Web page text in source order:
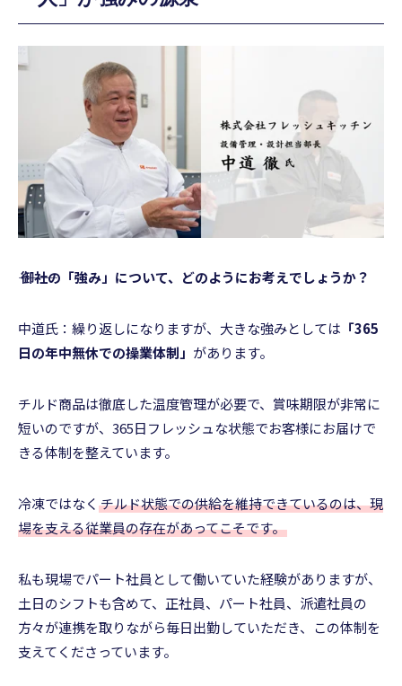
――― 御社の「強み」について、どのようにお考えでしょうか？
中道氏：繰り返しになりますが、大きな強みとしては 「365
日の年中無休での操業体制」 があります。
チルド商品は徹底した温度管理が必要で、賞味期限が非常に
短いのですが、365日フレッシュな状態でお客様にお届けで
きる体制を整えています。
冷凍ではなく チルド状態での供給を維持できているのは、現
場を支える従業員の存在があってこそです。
私も現場でパート社員として働いていた経験がありますが、
土日のシフトも含めて、正社員、パート社員、派遣社員の
方々が連携を取りながら毎日出勤していただき、この体制を
支えてくださっています。